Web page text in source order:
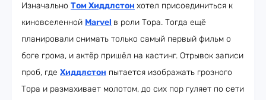
Изначально Том Хиддлстон хотел присоединиться к
киновселенной Marvel в роли Тора. Тогда ещё
планировали снимать только самый первый фильм о
боге грома, и актёр пришёл на кастинг. Отрывок записи
проб, где Хиддлстон пытается изображать грозного
Тора и размахивает молотом, до сих пор гуляет по сети